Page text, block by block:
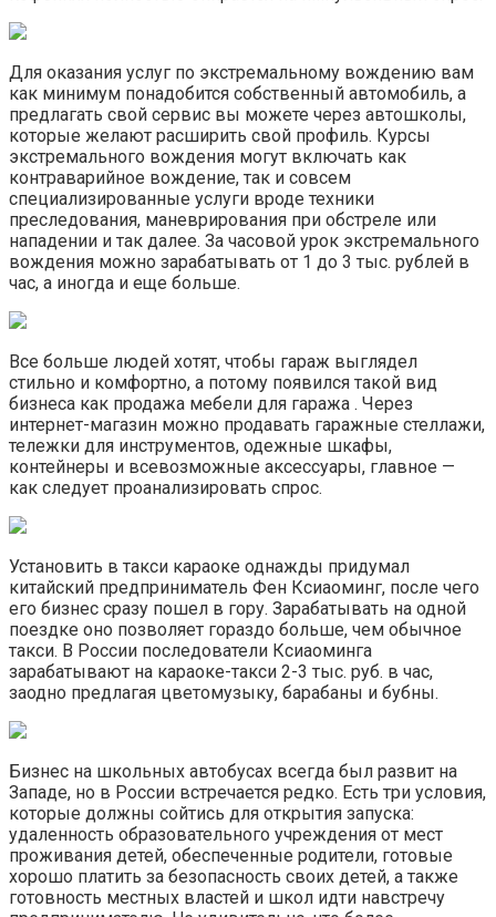
Для оказания услуг по экстремальному вождению вам
как минимум понадобится собственный автомобиль, а
предлагать свой сервис вы можете через автошколы,
которые желают расширить свой профиль. Курсы
экстремального вождения могут включать как
контраварийное вождение, так и совсем
специализированные услуги вроде техники
преследования, маневрирования при обстреле или
нападении и так далее. За часовой урок экстремального
вождения можно зарабатывать от 1 до 3 тыс. рублей в
час, а иногда и еще больше.
Все больше людей хотят, чтобы гараж выглядел
стильно и комфортно, а потому появился такой вид
бизнеса как продажа мебели для гаража . Через
интернет-магазин можно продавать гаражные стеллажи,
тележки для инструментов, одежные шкафы,
контейнеры и всевозможные аксессуары, главное —
как следует проанализировать спрос.
Установить в такси караоке однажды придумал
китайский предприниматель Фен Ксиаоминг, после чего
его бизнес сразу пошел в гору. Зарабатывать на одной
поездке оно позволяет гораздо больше, чем обычное
такси. В России последователи Ксиаоминга
зарабатывают на караоке-такси 2-3 тыс. руб. в час,
заодно предлагая цветомузыку, барабаны и бубны.
Бизнес на школьных автобусах всегда был развит на
Западе, но в России встречается редко. Есть три условия,
которые должны сойтись для открытия запуска:
удаленность образовательного учреждения от мест
проживания детей, обеспеченные родители, готовые
хорошо платить за безопасность своих детей, а также
готовность местных властей и школ идти навстречу